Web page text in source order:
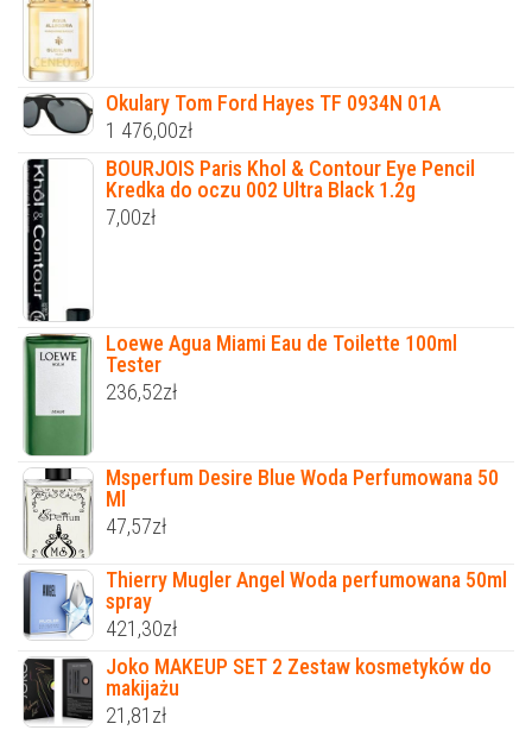
Okulary Tom Ford Hayes TF 0934N 01A
1 476,00zł
BOURJOIS Paris Khol & Contour Eye Pencil
Kredka do oczu 002 Ultra Black 1.2g
7,00zł
Loewe Agua Miami Eau de Toilette 100ml
Tester
236,52zł
Msperfum Desire Blue Woda Perfumowana 50
Ml
47,57zł
Thierry Mugler Angel Woda perfumowana 50ml
spray
421,30zł
Joko MAKEUP SET 2 Zestaw kosmetyków do
makijażu
21,81 zł